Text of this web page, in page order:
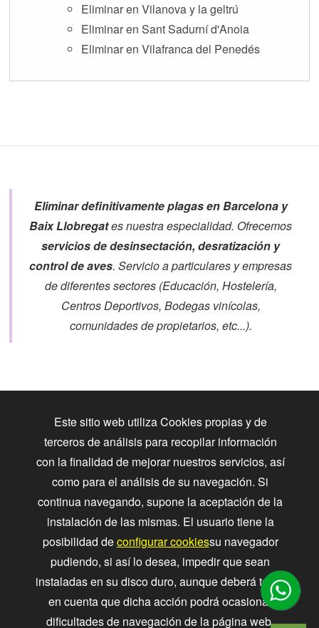
Eliminar en Vilanova y la geltrú
Eliminar en Sant Sadurní d'Anoia
Eliminar en Vilafranca del Penedés
Eliminar definitivamente plagas en Barcelona y
Baix Llobregates nuestra especialidad. Ofrecemos
servicios de desinsectación, desratización y
control de aves. Servicio a particulares y empresas
de diferentes sectores (Educación, Hostelería,
Centros Deportivos, Bodegas vinícolas,
comunidades de propietarios, etc...).
SOBRE NOSOTROS
Empresa deControl de Plagas en Barcelona
(Desinsectación, Desratización, fumigación, chinches,
Especialistas en Control de aves y termitas
CONTACTO
93 103 96 58 - 620 37 97 29
08030 Barcelona
Este sitio web utiliza Cookies propias y de
terceros de análisis para recopilar información
con la finalidad de mejorar nuestros servicios, así
como para el análisis de su navegación. Si
continua navegando, supone la aceptación de la
instalación de las mismas. El usuario tiene la
posibilidad deconfigurar cookiessu navegador
pudiendo, si así lo desea, impedir que sean
instaladas en su disco duro, aunque deberá tener
en cuenta que dicha acción podrá ocasionar
dificultades de navegación de la página web.